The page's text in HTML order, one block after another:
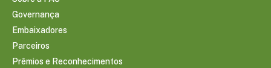
Governança
Embaixadores
Parceiros
Prêmios e Reconhecimentos